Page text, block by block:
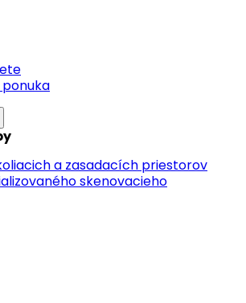
a zasadacích priestorov
skenovacieho